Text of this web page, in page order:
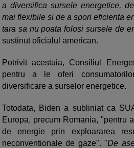
a diversifica sursele energetice,
mai flexibile si de a spori eficienta
tara sa nu poata folosi sursele de
sustinut oficialul american.
Potrivit acestuia, Consiliul
pentru a le oferi
diversificare a surselor energetice.
Totodata, Biden a subliniat ca
Europa, precum Romania, "pentru
de energie prin exploararea
neconventionale de gaze". "De